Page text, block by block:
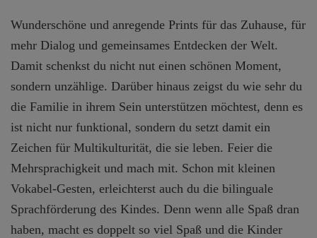
Wunderschöne und anregende Prints für das Zuhause, für
mehr Dialog und gemeinsames Entdecken der Welt.
Damit schenkst du nicht nut einen schönen Moment,
sondern unzählige. Darüber hinaus zeigst du wie sehr du
die Familie in ihrem Sein unterstützen möchtest, denn es
ist nicht nur funktional, sondern du setzt damit ein
Zeichen für Multikulturität, die sie leben. Feier die
Mehrsprachigkeit und mach mit. Schon mit kleinen
Vokabel-Gesten, erleichterst auch du die bilinguale
Sprachförderung des Kindes. Denn wenn alle Spaß dran
haben, macht es doppelt so viel Spaß und die Kinder